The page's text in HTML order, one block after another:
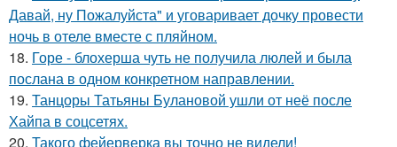
Давай, ну Пожалуйста" и уговаривает дочку провести
ночь в отеле вместе с пляйном.
18. Горе - блохерша чуть не получила люлей и была
послана в одном конкретном направлении.
19. Танцоры Татьяны Булановой ушли от неё после
Хайпа в соцсетях.
20. Такого фейерверка вы точно не видели!